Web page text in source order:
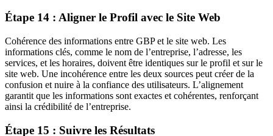
Étape 14 : Aligner le Profil avec le Site Web
Cohérence des informations entre GBP et le site web. Les
informations clés, comme le nom de l’entreprise, l’adresse, les
services, et les horaires, doivent être identiques sur le profil et sur le
site web. Une incohérence entre les deux sources peut créer de la
confusion et nuire à la confiance des utilisateurs. L’alignement
garantit que les informations sont exactes et cohérentes, renforçant
ainsi la crédibilité de l’entreprise.
Étape 15 : Suivre les Résultats